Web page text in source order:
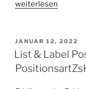
„Buchungsschlüssel
ermitteln“
weiterlesen
VERÖFFENTLICHT
AM
JANUAR 12, 2022
List & Label